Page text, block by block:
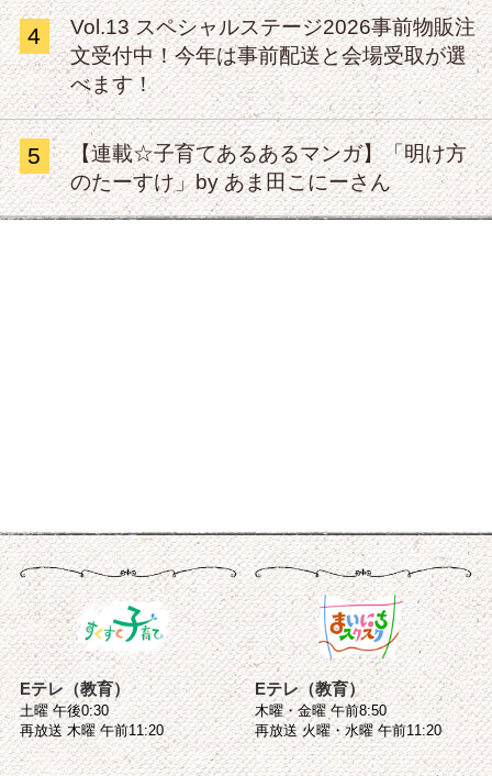
4
Vol.13 スペシャルステージ2026事前物販注
文受付中！今年は事前配送と会場受取が選
べます！
5
【連載☆子育てあるあるマンガ】「明け方
のたーすけ」by あま田こにーさん
Eテレ（教育）
土曜 午後0:30
再放送 木曜 午前11:20
Eテレ（教育）
木曜・金曜 午前8:50
再放送 火曜・水曜 午前11:20